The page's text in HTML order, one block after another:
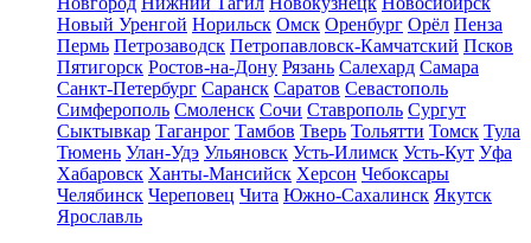
Новый Уренгой Норильск Омск Оренбург Орёл Пенза
Пермь Петрозаводск Петропавловск-Камчатский Псков
Пятигорск Ростов-на-Дону Рязань Салехард Самара
Санкт-Петербург Саранск Саратов Севастополь
Симферополь Смоленск Сочи Ставрополь Сургут
Сыктывкар Таганрог Тамбов Тверь Тольятти Томск Тула
Тюмень Улан-Удэ Ульяновск Усть-Илимск Усть-Кут Уфа
Хабаровск Ханты-Мансийск Херсон Чебоксары
Челябинск Череповец Чита Южно-Сахалинск Якутск
Ярославль